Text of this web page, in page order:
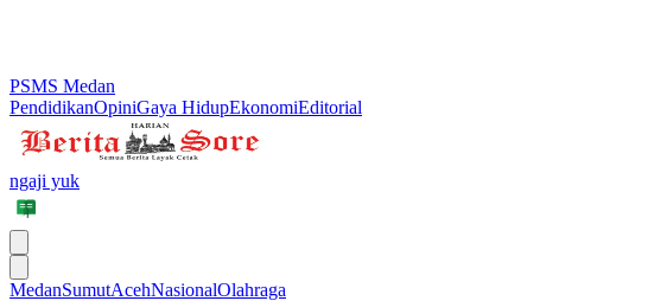
PSMS Medan
PendidikanOpiniGaya HidupEkonomiEditorial
ngaji yuk
MedanSumutAcehNasionalOlahraga